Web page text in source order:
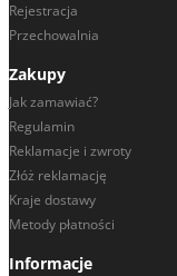
Rejestracja
Przechowalnia
Zakupy
Jak zamawiać?
Regulamin
Reklamacje i zwroty
Złóż reklamację
Kraje dostawy
Metody płatności
Informacje